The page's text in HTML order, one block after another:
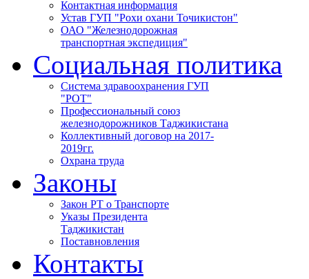
Контактная информация
Устав ГУП "Рохи охани Точикистон"
ОАО "Железнодорожная
транспортная экспедиция"
Социальная политика
Система здравоохранения ГУП
"РОТ"
Профессиональный союз
железнодорожников Таджикистана
Коллективный договор на 2017-
2019гг.
Охрана труда
Законы
Закон РТ о Транспорте
Указы Президента
Таджикистан
Поставновления
Контакты